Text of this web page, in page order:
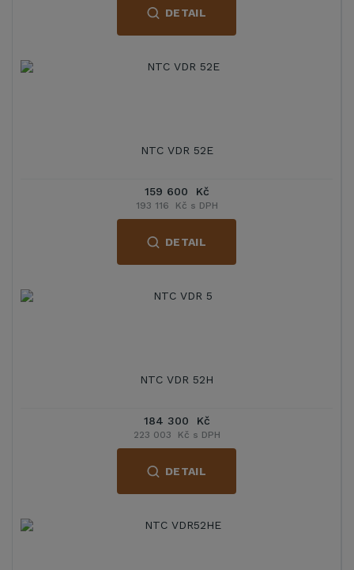
DETAIL
NTC VDR 52E
159 600 Kč
193 116 Kč s DPH
DETAIL
NTC VDR 52H
184 300 Kč
223 003 Kč s DPH
DETAIL